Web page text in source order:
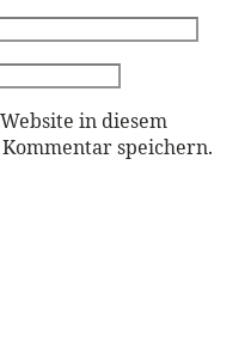
in diesem
speichern.